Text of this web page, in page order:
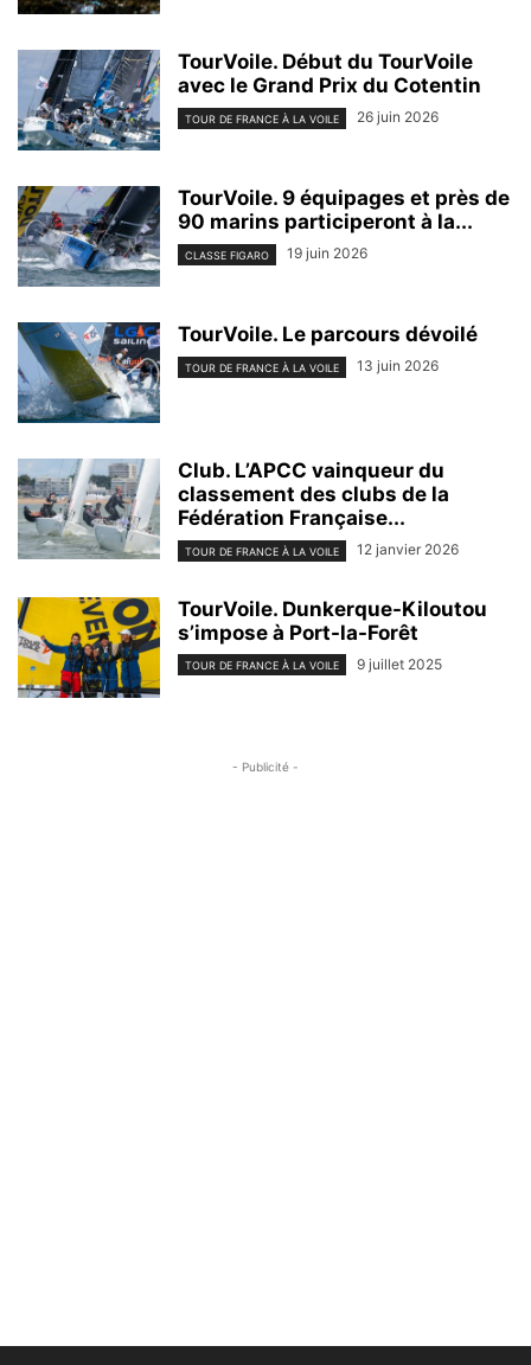
TourVoile. Début du TourVoile
avec le Grand Prix du Cotentin
TOUR DE FRANCE À LA VOILE 26 juin 2026
TourVoile. 9 équipages et près de
90 marins participeront à la...
CLASSE FIGARO 19 juin 2026
TourVoile. Le parcours dévoilé
TOUR DE FRANCE À LA VOILE 13 juin 2026
Club. L’APCC vainqueur du
classement des clubs de la
Fédération Française...
TOUR DE FRANCE À LA VOILE 12 janvier 2026
TourVoile. Dunkerque-Kiloutou
s’impose à Port-la-Forêt
TOUR DE FRANCE À LA VOILE 9 juillet 2025
- Publicité -